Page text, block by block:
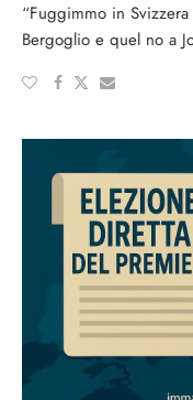
“Fuggimmo in
Bergoglio e quel no a